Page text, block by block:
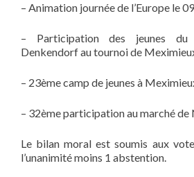
– Animation journée de l’Europe le
– Participation des jeunes
Denkendorf au tournoi de
– 23ème camp de jeunes à
– 32ème participation au marché
Le bilan moral est soumis aux
l’unanimité moins 1 abstention.